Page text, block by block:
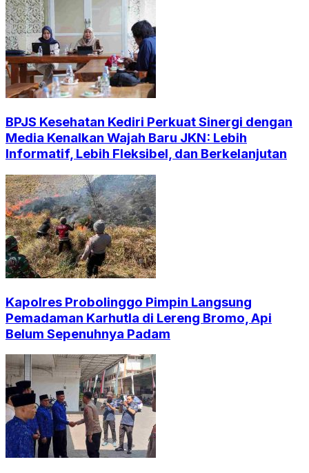
BPJS Kesehatan Kediri Perkuat Sinergi dengan
Media Kenalkan Wajah Baru JKN: Lebih
Informatif, Lebih Fleksibel, dan Berkelanjutan
Kapolres Probolinggo Pimpin Langsung
Pemadaman Karhutla di Lereng Bromo, Api
Belum Sepenuhnya Padam